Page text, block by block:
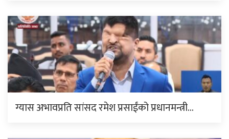
ग्यास अभावप्रति सांसद रमेश प्रसाईंको प्रधानमन्त्री…